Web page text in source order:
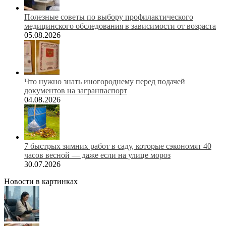
Полезные советы по выбору профилактического
медицинского обследования в зависимости от возраста
05.08.2026
Что нужно знать иногороднему перед подачей
документов на загранпаспорт
04.08.2026
7 быстрых зимних работ в саду, которые сэкономят 40
часов весной — даже если на улице мороз
30.07.2026
Новости в картинках